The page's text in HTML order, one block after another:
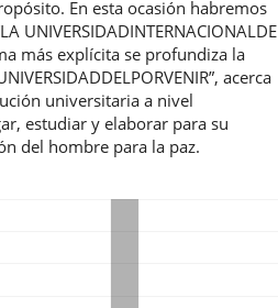
En esta ocasión habremos
UNIVERSIDADINTERNACIONALDE
más explícita se profundiza la
acerca
universitaria a nivel
estudiar y elaborar para su
del hombre para la paz.